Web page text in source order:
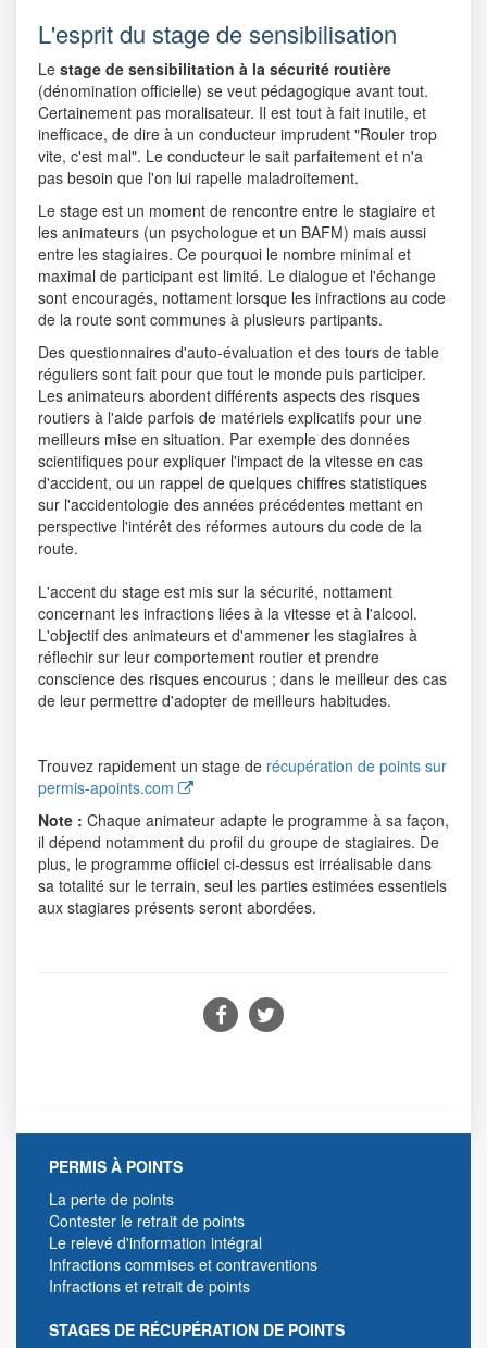
L'esprit du stage de sensibilisation
Le stage de sensibilitation à la sécurité routière
(dénomination officielle) se veut pédagogique avant tout.
Certainement pas moralisateur. Il est tout à fait inutile, et
inefficace, de dire à un conducteur imprudent "Rouler trop
vite, c'est mal". Le conducteur le sait parfaitement et n'a
pas besoin que l'on lui rapelle maladroitement.
Le stage est un moment de rencontre entre le stagiaire et
les animateurs (un psychologue et un BAFM) mais aussi
entre les stagiaires. Ce pourquoi le nombre minimal et
maximal de participant est limité. Le dialogue et l'échange
sont encouragés, nottament lorsque les infractions au code
de la route sont communes à plusieurs partipants.
Des questionnaires d'auto-évaluation et des tours de table
réguliers sont fait pour que tout le monde puis participer.
Les animateurs abordent différents aspects des risques
routiers à l'aide parfois de matériels explicatifs pour une
meilleurs mise en situation. Par exemple des données
scientifiques pour expliquer l'impact de la vitesse en cas
d'accident, ou un rappel de quelques chiffres statistiques
sur l'accidentologie des années précédentes mettant en
perspective l'intérêt des réformes autours du code de la
route.
L'accent du stage est mis sur la sécurité, nottament
concernant les infractions liées à la vitesse et à l'alcool.
L'objectif des animateurs et d'ammener les stagiaires à
réflechir sur leur comportement routier et prendre
conscience des risques encourus ; dans le meilleur des cas
de leur permettre d'adopter de meilleurs habitudes.
Trouvez rapidement un stage de récupération de points sur
permis-apoints.com
Note : Chaque animateur adapte le programme à sa façon,
il dépend notamment du profil du groupe de stagiaires. De
plus, le programme officiel ci-dessus est irréalisable dans
sa totalité sur le terrain, seul les parties estimées essentiels
aux stagiares présents seront abordées.
PERMIS À POINTS
La perte de points
Contester le retrait de points
Le relevé d'information intégral
Infractions commises et contraventions
Infractions et retrait de points
STAGES DE RÉCUPÉRATION DE POINTS